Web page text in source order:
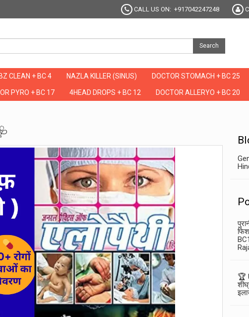
CALL US ON: +917042247248
Search
CLEAN + BC 4 NAZLA KILLER (SINUS) DOCTOR STOMACH + BC 25
PYRO + BC 17 4HEAD DROPS + BC 12 DOCTOR ALLERYO + BC 20
🏆